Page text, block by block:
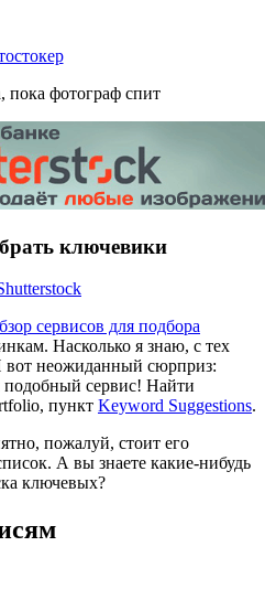
пока фотограф спит
ключевики
сервисов для подбора
Насколько я знаю, с тех
вот неожиданный сюрприз:
подобный сервис! Найти
пункт Keyword Suggestions.
пожалуй, стоит его
А вы знаете какие-нибудь
ключевых?